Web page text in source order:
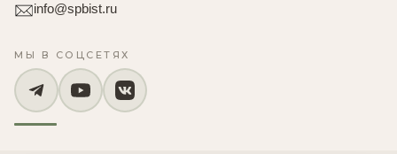
info@spbist.ru
МЫ В СОЦСЕТЯХ